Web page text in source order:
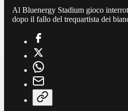
Al Bluenergy Stadium gioco
dopo il fallo del trequartista dei